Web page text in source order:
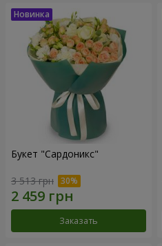
Букет "Сардоникс"
3 513 грн
Заказать